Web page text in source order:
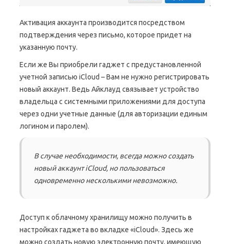
Активация аккаунта производится посредством
подтверждения через письмо, которое придет на
указанную почту.
Если же Вы приобрели гаджет с предустановленной
учетной записью iCloud – Вам не нужно регистрировать
новый аккаунт. Ведь Айклауд связывает устройство
владельца с системными приложениями для доступа
через одни учетные данные (для авторизации единым
логином и паролем).
В случае необходимости, всегда можно создать
новый аккаунт iCloud, но пользоваться
одновременно несколькими невозможно.
Доступ к облачному хранилищу можно получить в
настройках гаджета во вкладке «iCloud». Здесь же
можно создать новую электронную почту, имеющую